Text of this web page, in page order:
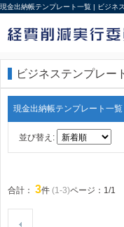
現金出納帳テンプレート一覧 | ビジネ
ビジネステンプレー
現金出納帳テンプレート一覧
並び替え:
合計： 3件 (1-3)ページ：1/1